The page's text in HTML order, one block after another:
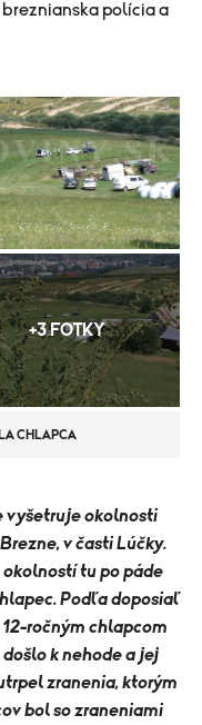
polícia a
+3 FOTKY
CHLAPCA
vyšetruje okolnosti
v časti Lúčky.
tu po páde
Podľa doposiaľ
ročným chlapcom
k nehode a jej
zranenia, ktorým
bol so zraneniami